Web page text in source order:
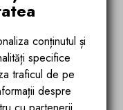
WC este
fiind o alegere
amenajare
mat contribuie
usor de intretinut.
conținutul și
specifice
traficul de pe
despre